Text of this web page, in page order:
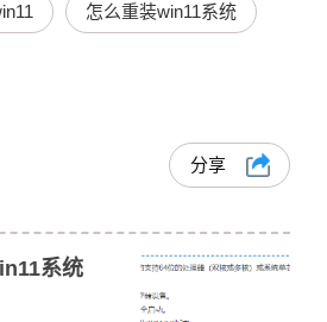
怎么重装win11系统
分享
系统